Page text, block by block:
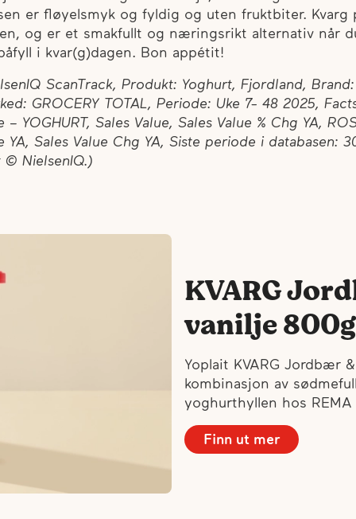
er fløyelsmyk og fyldig og uten fruktbiter. Kvarg
og er et smakfullt og næringsrikt alternativ når
i kvar(g)dagen. Bon appétit!
ScanTrack, Produkt: Yoghurt, Fjordland,
GROCERY TOTAL, Periode: Uke 7- 48 2025,
– YOGHURT, Sales Value, Sales Value % Chg YA,
YA, Sales Value Chg YA, Siste periode i databasen:
NielsenIQ.)
KVARG
vanilje
Yoplait KVARG Jordbær
kombinasjon av
yoghurthyllen hos
Finn ut mer